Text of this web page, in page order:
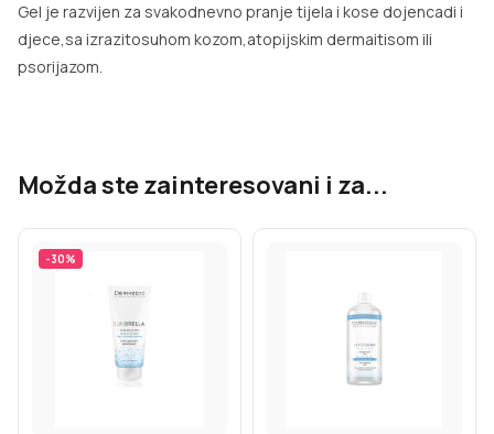
Gel je razvijen za svakodnevno pranje tijela i kose dojencadi i
djece,sa izrazitosuhom kozom,atopijskim dermaitisom ili
psorijazom.
Možda ste zainteresovani i za...
-30%